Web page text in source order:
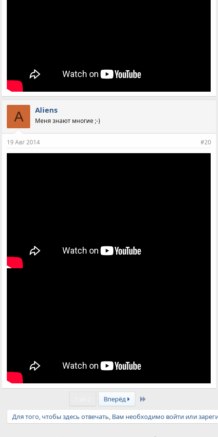
A Aliens
Меня знают многие ;-)
19 Авг 2014 #20
Вперёд Last
Для того, чтобы здесь отвечать, Вам необходимо войти или